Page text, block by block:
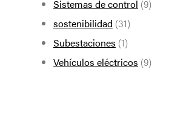
Sistemas de control (9)
sostenibilidad (31)
Subestaciones (1)
Vehículos eléctricos (9)